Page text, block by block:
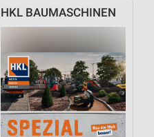
HKL BAUMASCHINEN